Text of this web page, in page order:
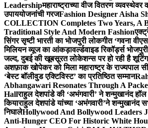
Leadershipमहाराष्ट्राच्या वीज वितरण व्यवस्थेवर
उपाययोजनांची गरजFashion Designer Aisha
COLLECTION Completes Two Years, A
Traditional Style And Modern Fashion
सिंगर सृष्टी भारती का भोजपुरी लोकगीत ‘गवना
मिलियन व्यूज का आंकड़ावर्ल्डवाइड रिकॉर्ड्स
जल्द, दुबई की खूबसूरत लोकेशन्स पर हो रही है शूटिंग
अशफ़ाक खोपेकर को मिला महाराष्ट्र के राज्यपाल
‘बेस्ट बॉलीवुड एक्टिविस्ट’ का प्रतिष्ठित सम्मान
Abhangawari Resonates Through A
Hallराहुल देशपांडे की ‘अभंगवारी’ ने शन्मुखानंद
कियाराहुल देशपांडे यांच्या ‘अभंगवारी’ने शन्मुखानंद
निघालेHollywood And Bollywood Leaders
Anti-Hunger CEO For Historic White